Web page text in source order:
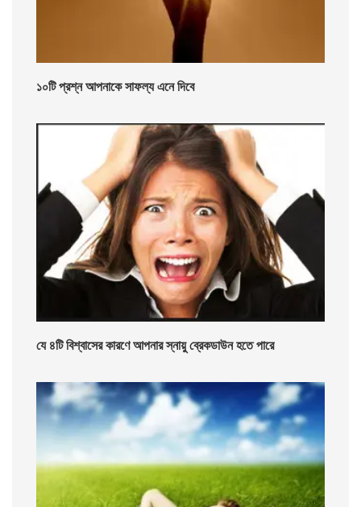
১০টি প্রশ্ন আপনাকে সাফল্য এনে দিবে
যে ৪টি বিশ্বাসের কারণে আপনার স্নায়ু ব্রেকডাউন হতে পারে